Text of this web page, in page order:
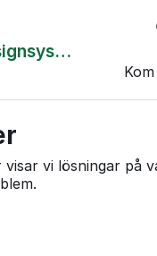
FK Designsystem
vi lösningar på